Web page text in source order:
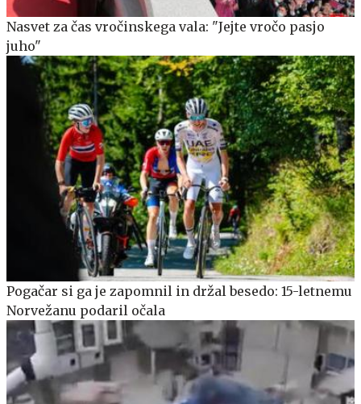
Nasvet za čas vročinskega vala: "Jejte vročo pasjo
juho"
Pogačar si ga je zapomnil in držal besedo: 15-letnemu
Norvežanu podaril očala